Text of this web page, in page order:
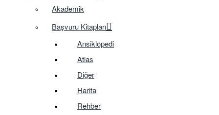
Akademik
Başvuru Kitapları
Ansiklopedi
Atlas
Diğer
Harita
Rehber